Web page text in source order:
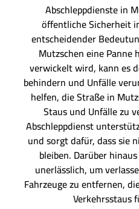
Abschleppdienste in
öffentliche Sicherheit
entscheidender
Mutzschen eine
verwickelt wird, kann es
behindern und Unfälle
helfen, die Straße in
Staus und Unfälle zu
Abschleppdienst
und sorgt dafür, dass sie
bleiben. Darüber
unerlässlich, um
Fahrzeuge zu entfernen,
Verkehrsstaus